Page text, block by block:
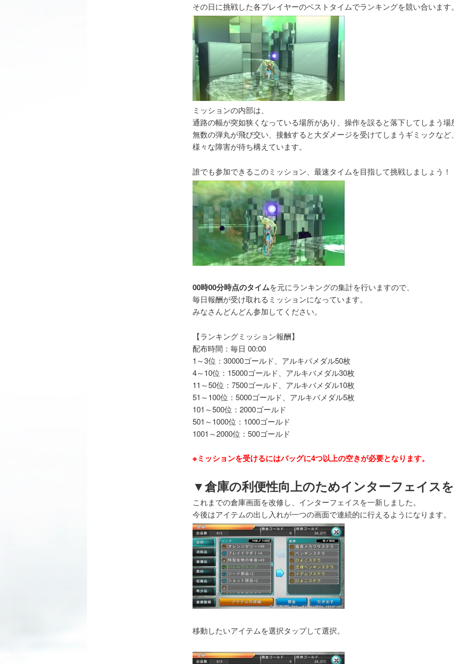
その日に挑戦した各プレイヤーのベストタイムでランキングを競い合います
ミッションの内部は、
通路の幅が突如狭くなっている場所があり、操作を誤ると落下してしまう場
無数の弾丸が飛び交い、接触すると大ダメージを受けてしまうギミックなど
様々な障害が待ち構えています。
誰でも参加できるこのミッション、最速タイムを目指して挑戦しましょう！
00時00分時点のタイムを元にランキングの集計を行いますので、
毎日報酬が受け取れるミッションになっています。
みなさんどんどん参加してください。
【ランキングミッション報酬】
配布時間：毎日 00:00
1～3位：30000ゴールド、アルキバメダル50枚
4～10位：15000ゴールド、アルキバメダル30枚
11～50位：7500ゴールド、アルキバメダル10枚
51～100位：5000ゴールド、アルキバメダル5枚
101～500位：2000ゴールド
501～1000位：1000ゴールド
1001～2000位：500ゴールド
※ミッションを受けるにはバッグに4つ以上の空きが必要となります。
▼倉庫の利便性向上のためインターフェイス
これまでの倉庫画面を改修し、インターフェイスを一新しました。
今後はアイテムの出し入れが一つの画面で連続的に行えるようになります。
移動したいアイテムを選択タップして選択。